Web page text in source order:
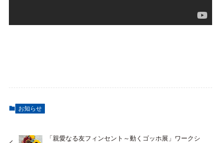
お知らせ
「親愛なる友フィンセント～動くゴッホ展」ワークシ